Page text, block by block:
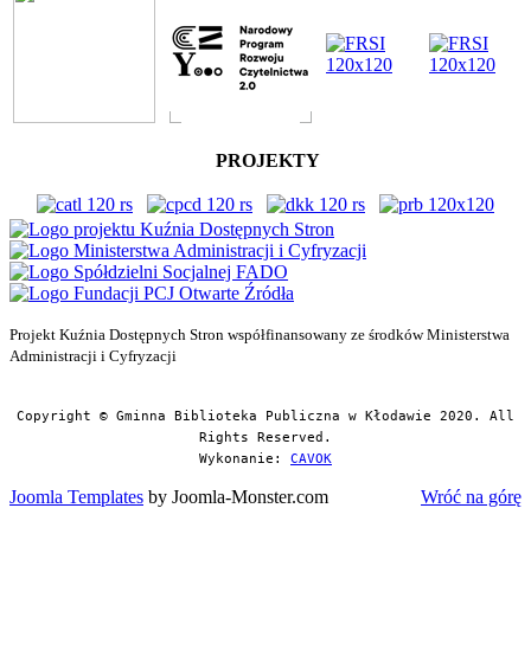
PROJEKTY
Projekt Kuźnia Dostępnych Stron współfinansowany ze środków Ministerstwa
Administracji i Cyfryzacji
Copyright © Gminna Biblioteka Publiczna w Kłodawie 2020. All
Rights Reserved.
Wykonanie: CAVOK
Joomla Templates by Joomla-Monster.com Wróć na górę